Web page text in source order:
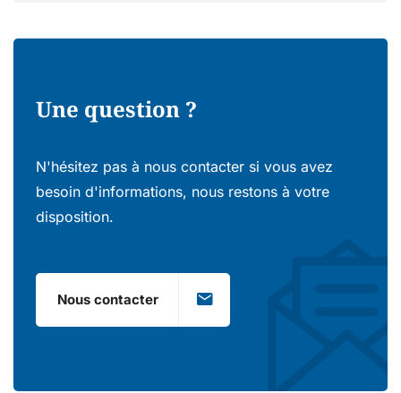
Une question ?
N'hésitez pas à nous contacter si vous avez
besoin d'informations, nous restons à votre
disposition.
Nous contacter